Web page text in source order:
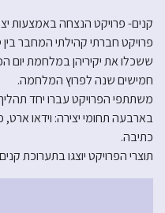
קנים- פרויקט הנצחה באמצעות
פרויקט חברתי קהילתי המחבר
ששכלו את יקיריהן במלחמת יום
חמישים שנה לפרוץ המלחמה.
משתתפי הפרויקט עברו יחד תהליך
בארבעה תחומי יצירה: וידאו
כתיבה.
תוצרי הפרויקט יוצגו בתערוכת